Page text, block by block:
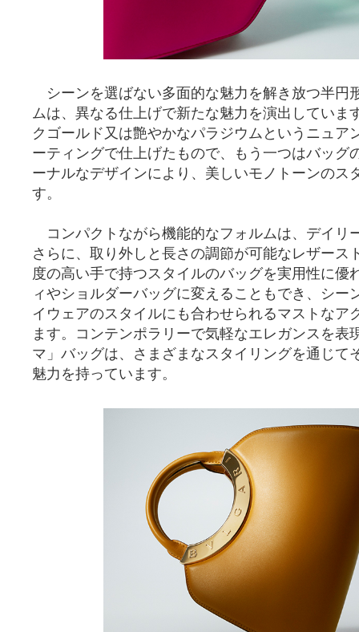
シーンを選ばない多面的な魅力を解き放つ半円
ムは、異なる仕上げで新たな魅力を演出していま
クゴールド又は艶やかなパラジウムというニュア
ーティングで仕上げたもので、もう一つはバッグ
ーナルなデザインにより、美しいモノトーンのス
す。
コンパクトながら機能的なフォルムは、デイリ
さらに、取り外しと長さの調節が可能なレザース
度の高い手で持つスタイルのバッグを実用性に優
ィやショルダーバッグに変えることもでき、シー
イウェアのスタイルにも合わせられるマストなア
ます。コンテンポラリーで気軽なエレガンスを表
マ」バッグは、さまざまなスタイリングを通じて
魅力を持っています。